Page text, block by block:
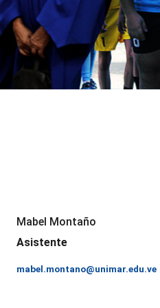
Mabel Montaño
Asistente
mabel.montano@unimar.edu.ve